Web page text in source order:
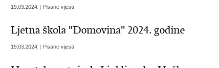
19.03.2024. | Pisane vijesti
Ljetna škola "Domovina" 2024. godine
19.03.2024. | Pisane vijesti